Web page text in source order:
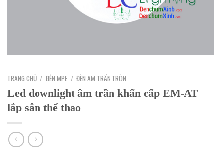
TRANG CHỦ / ĐÈN MPE / ĐÈN ÂM TRẦN TRÒN
Led downlight âm trần khẩn cấp EM-AT
lắp sân thể thao